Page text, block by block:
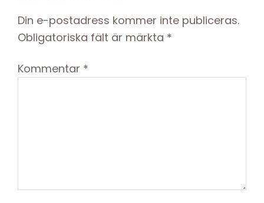
Din e-postadress kommer inte publiceras.
Obligatoriska fält är märkta *
Kommentar *